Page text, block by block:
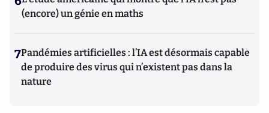
(encore) un génie en maths
7Pandémies artificielles : l’IA est désormais capable
de produire des virus qui n’existent pas dans la
nature